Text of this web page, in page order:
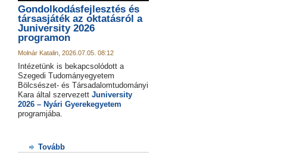
Gondolkodásfejlesztés és
társasjáték az oktatásról a
Juniversity 2026
programon
Molnár Katalin, 2026.07.05. 08:12
Intézetünk is bekapcsolódott a
Szegedi Tudományegyetem
Bölcsészet- és Társadalomtudományi
Kara által szervezett Juniversity
2026 – Nyári Gyerekegyetem
programjába.
Tovább